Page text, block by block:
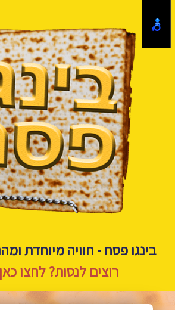
בינגו פסח - חוויה מיוחדת
רוצים לנסות? לחצו